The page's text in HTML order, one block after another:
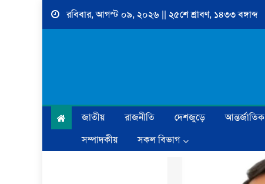
Skip
রবিবার, আগস্ট ০৯, ২০২৬ || ২৫শে শ্রাবণ, ১৪৩৩ বঙ্গাব্দ
জাতীয় রাজনীতি দেশজুড়ে আন্তর্জাতিক
সম্পাদকীয়
সকল বিভাগ